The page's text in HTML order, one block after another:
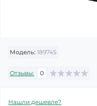
Модель: 189745
Отзывы: 0
Нашли дешевле?